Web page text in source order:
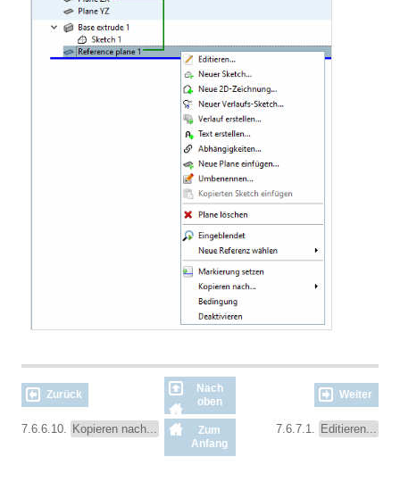
Zurück
Nach
oben
Weiter
7.6.6.10. Kopieren nach...
Zum
Anfang
7.6.7.1. Editieren...